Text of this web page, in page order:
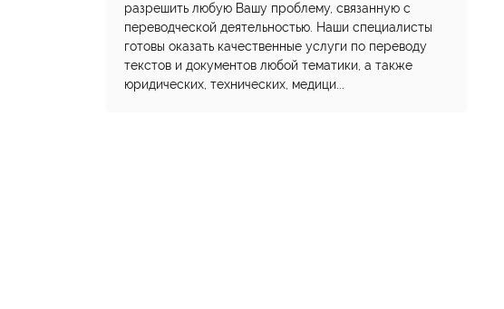
разрешить любую Вашу проблему, связанную с
переводческой деятельностью. Наши специалисты
готовы оказать качественные услуги по переводу
текстов и документов любой тематики, а также
юридических, технических, медици...